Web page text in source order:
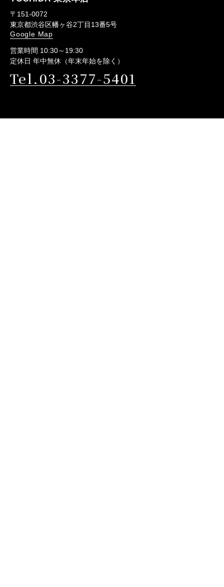
〒151-0072
東京都渋谷区幡ヶ谷2丁目13番5号
Google Map
営業時間 10:30～19:30
定休日 年中無休（年末年始を除く）
Tel.03-3377-5401